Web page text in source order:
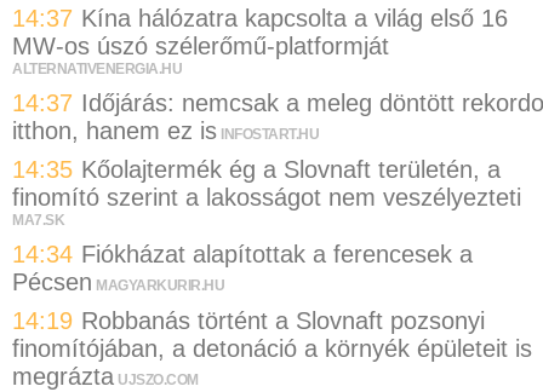
14:37 Kína hálózatra kapcsolta a világ első 16
MW-os úszó szélerőmű-platformját
ALTERNATIVENERGIA.HU
14:37 Időjárás: nemcsak a meleg döntött
itthon, hanem ez is INFOSTART.HU
14:35 Kőolajtermék ég a Slovnaft területén, a
finomító szerint a lakosságot nem veszélyezteti
MA7.SK
14:34 Fiókházat alapítottak a ferencesek a
Pécsen MAGYARKURIR.HU
14:19 Robbanás történt a Slovnaft pozsonyi
finomítójában, a detonáció a környék épületeit is
megrázta UJSZO.COM